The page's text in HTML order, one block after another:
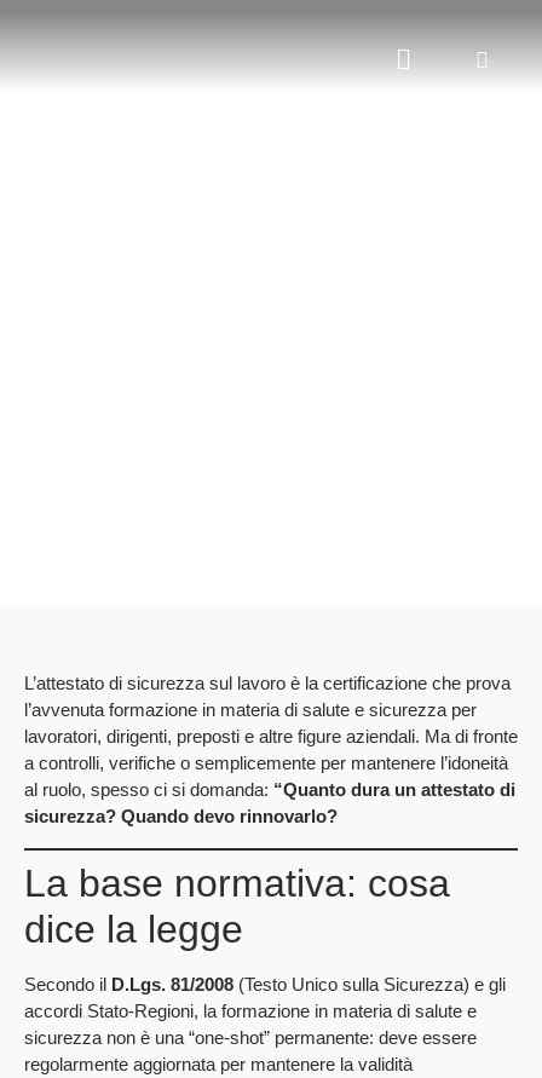
L’attestato di sicurezza sul lavoro è la certificazione che prova
l’avvenuta formazione in materia di salute e sicurezza per
lavoratori, dirigenti, preposti e altre figure aziendali. Ma di fronte
a controlli, verifiche o semplicemente per mantenere l’idoneità
al ruolo, spesso ci si domanda: “Quanto dura un attestato di
sicurezza? Quando devo rinnovarlo?
La base normativa: cosa
dice la legge
Secondo il D.Lgs. 81/2008 (Testo Unico sulla Sicurezza) e gli
accordi Stato‑Regioni, la formazione in materia di salute e
sicurezza non è una “one‑shot” permanente: deve essere
regolarmente aggiornata per mantenere la validità